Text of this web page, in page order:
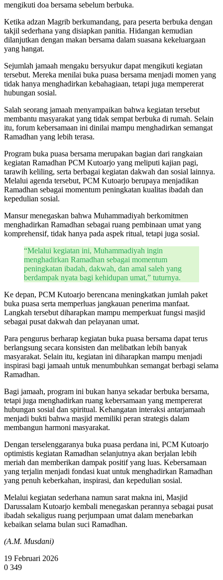
mengikuti doa bersama sebelum berbuka.
Ketika adzan Magrib berkumandang, para peserta berbuka dengan
takjil sederhana yang disiapkan panitia. Hidangan kemudian
dilanjutkan dengan makan bersama dalam suasana kekeluargaan
yang hangat.
Sejumlah jamaah mengaku bersyukur dapat mengikuti kegiatan
tersebut. Mereka menilai buka puasa bersama menjadi momen yang
tidak hanya menghadirkan kebahagiaan, tetapi juga mempererat
hubungan sosial.
Salah seorang jamaah menyampaikan bahwa kegiatan tersebut
membantu masyarakat yang tidak sempat berbuka di rumah. Selain
itu, forum kebersamaan ini dinilai mampu menghadirkan semangat
Ramadhan yang lebih terasa.
Program buka puasa bersama merupakan bagian dari rangkaian
kegiatan Ramadhan PCM Kutoarjo yang meliputi kajian pagi,
tarawih keliling, serta berbagai kegiatan dakwah dan sosial lainnya.
Melalui agenda tersebut, PCM Kutoarjo berupaya menjadikan
Ramadhan sebagai momentum peningkatan kualitas ibadah dan
kepedulian sosial.
Mansur menegaskan bahwa Muhammadiyah berkomitmen
menghadirkan Ramadhan sebagai ruang pembinaan umat yang
komprehensif, tidak hanya pada aspek ritual, tetapi juga sosial.
“Melalui kegiatan ini, Muhammadiyah ingin
menghadirkan Ramadhan sebagai momentum
peningkatan ibadah, dakwah, dan amal saleh yang
berdampak nyata bagi kehidupan umat,” tuturnya.
Ke depan, PCM Kutoarjo berencana meningkatkan jumlah paket
buka puasa serta memperluas jangkauan penerima manfaat.
Langkah tersebut diharapkan mampu memperkuat fungsi masjid
sebagai pusat dakwah dan pelayanan umat.
Para pengurus berharap kegiatan buka puasa bersama dapat terus
berlangsung secara konsisten dan melibatkan lebih banyak
masyarakat. Selain itu, kegiatan ini diharapkan mampu menjadi
inspirasi bagi jamaah untuk menumbuhkan semangat berbagi selama
Ramadhan.
Bagi jamaah, program ini bukan hanya sekadar berbuka bersama,
tetapi juga menghadirkan ruang kebersamaan yang mempererat
hubungan sosial dan spiritual. Kehangatan interaksi antarjamaah
menjadi bukti bahwa masjid memiliki peran strategis dalam
membangun harmoni masyarakat.
Dengan terselenggaranya buka puasa perdana ini, PCM Kutoarjo
optimistis kegiatan Ramadhan selanjutnya akan berjalan lebih
meriah dan memberikan dampak positif yang luas. Kebersamaan
yang terjalin menjadi fondasi kuat untuk menghadirkan Ramadhan
yang penuh keberkahan, inspirasi, dan kepedulian sosial.
Melalui kegiatan sederhana namun sarat makna ini, Masjid
Darussalam Kutoarjo kembali menegaskan perannya sebagai pusat
ibadah sekaligus ruang perjumpaan umat dalam menebarkan
kebaikan selama bulan suci Ramadhan.
(A.M. Musdani)
19 Februari 2026
0 349